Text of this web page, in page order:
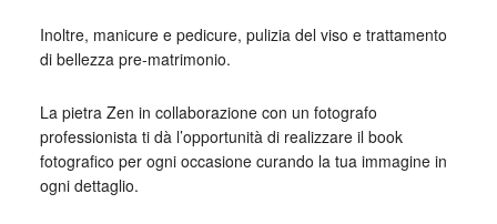
Inoltre, manicure e pedicure, pulizia del viso e trattamento
di bellezza pre-matrimonio.
La pietra Zen in collaborazione con un fotografo
professionista ti dà l’opportunità di realizzare il book
fotografico per ogni occasione curando la tua immagine in
ogni dettaglio.